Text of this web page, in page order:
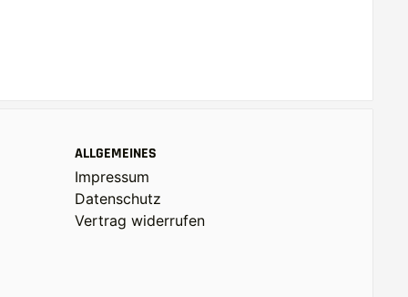
ALLGEMEINES
Impressum
Datenschutz
Vertrag widerrufen